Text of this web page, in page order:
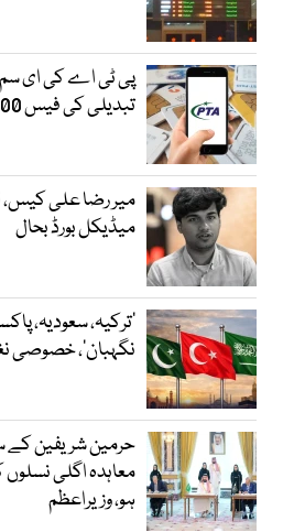
پی ٹی اے کی ای سم
تبدیلی کی فیس 1500 تک مقرر
میر رضا علی کیس،
میڈیکل بورڈ بحال
‘ترکیہ، سعودیہ،
نگہبان’، خصوصی
حرمین شریفین کے
معاہدہ اگلی
ہو، وزیراعظم